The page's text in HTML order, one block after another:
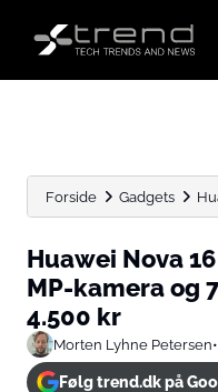
Forside Gadgets
Huawei Nova
MP-kamera og
4.500 kr
Morten Lyhne Petersen•
Følg trend.dk på